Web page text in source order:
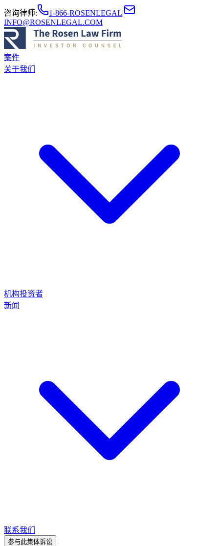
咨询律师: 1-866-ROSENLEGAL|
INFO@ROSENLEGAL.COM
案件
关于我们
机构投资者
新闻
联系我们
参与此集体诉讼